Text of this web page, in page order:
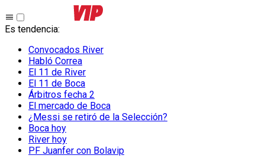
Es tendencia:
Convocados River
Habló Correa
El 11 de River
El 11 de Boca
Árbitros fecha 2
El mercado de Boca
¿Messi se retiró de la Selección?
Boca hoy
River hoy
PF Juanfer con Bolavip